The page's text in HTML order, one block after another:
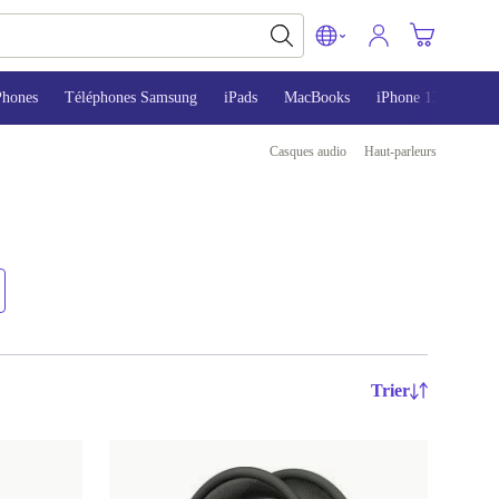
Téléphones Samsung iPads MacBooks iPhone 13
Casques audio Haut-parleurs
Trier